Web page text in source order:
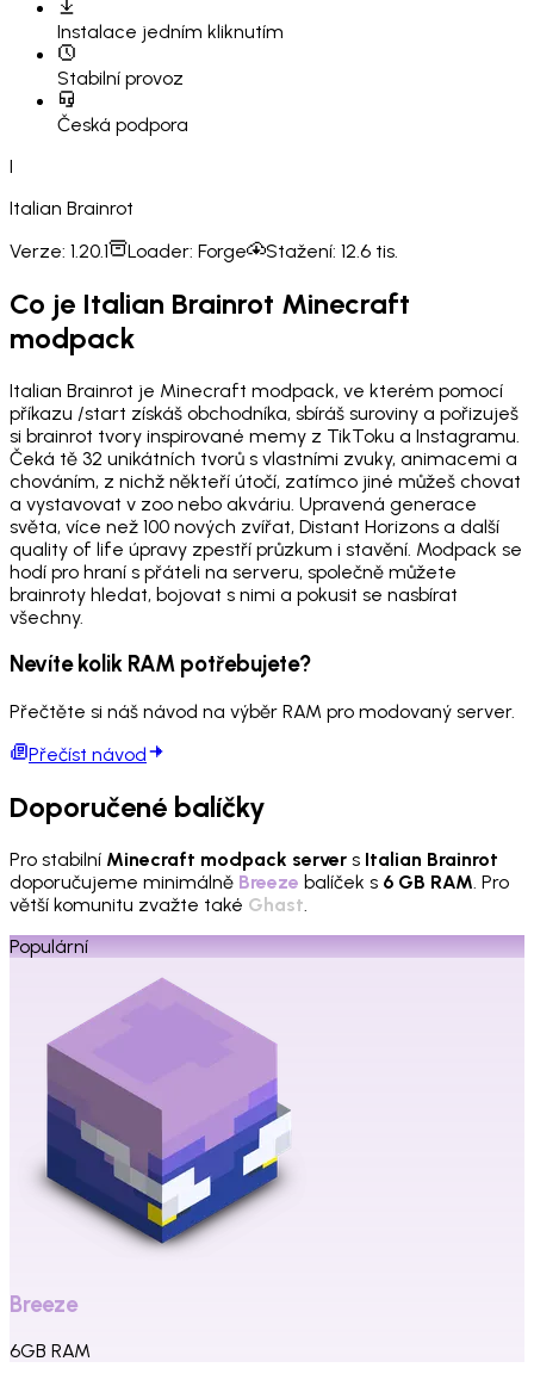
Instalace jedním kliknutím
Stabilní provoz
Česká podpora
I
Italian Brainrot
Verze: 1.20.1 Loader: Forge Stažení: 12.6 tis.
Co je Italian Brainrot Minecraft
modpack
Italian Brainrot je Minecraft modpack, ve kterém pomocí
příkazu /start získáš obchodníka, sbíráš suroviny a pořizuješ
si brainrot tvory inspirované memy z TikToku a Instagramu.
Čeká tě 32 unikátních tvorů s vlastními zvuky, animacemi a
chováním, z nichž někteří útočí, zatímco jiné můžeš chovat
a vystavovat v zoo nebo akváriu. Upravená generace
světa, více než 100 nových zvířat, Distant Horizons a další
quality of life úpravy zpestří průzkum i stavění. Modpack se
hodí pro hraní s přáteli na serveru, společně můžete
brainroty hledat, bojovat s nimi a pokusit se nasbírat
všechny.
Nevíte kolik RAM potřebujete?
Přečtěte si náš návod na výběr RAM pro modovaný server.
Přečíst návod
Doporučené balíčky
Pro stabilní Minecraft modpack server s Italian Brainrot
doporučujeme minimálně Breeze balíček s 6 GB RAM. Pro
větší komunitu zvažte také Ghast.
Populární
Breeze
6GB RAM